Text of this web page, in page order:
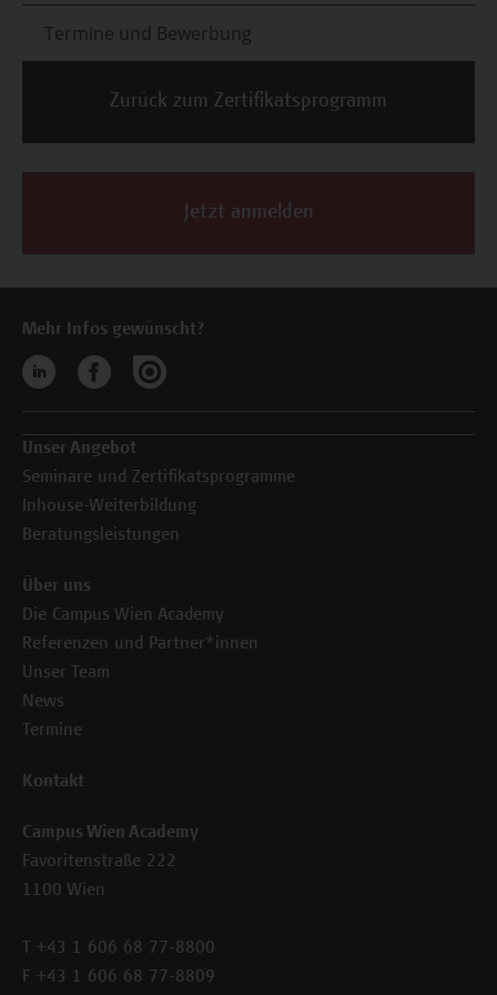
Termine und Bewerbung
Zurück zum Zertifikatsprogramm
Jetzt anmelden
Mehr Infos gewünscht?
Unser Angebot
Seminare und Zertifikatsprogramme
Inhouse-Weiterbildung
Beratungsleistungen
Über uns
Die Campus Wien Academy
Referenzen und Partner*innen
Unser Team
News
Termine
Kontakt
Campus Wien Academy
Favoritenstraße 222
1100 Wien
T +43 1 606 68 77-8800
F +43 1 606 68 77-8809